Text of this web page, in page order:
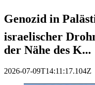
Genozid in
israelischer
der Nähe des K...
2026-07-09T14:11:17.104Z